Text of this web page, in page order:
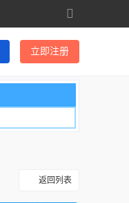
切
换
到
宽
立即注册
返回列表